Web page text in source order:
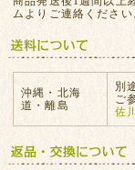
ムよりご連絡ください
沖縄・北海
道・離島
別
ご
佐